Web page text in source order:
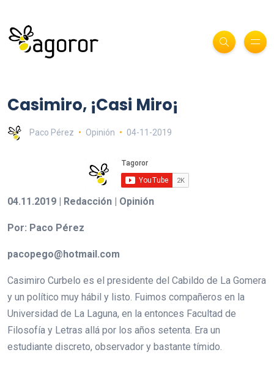
Casimiro, ¡Casi Miro¡
Paco Pérez Opinión 04-11-2019
04.11.2019 | Redacción | Opinión
Por: Paco Pérez
pacopego@hotmail.com
Casimiro Curbelo es el presidente del Cabildo de La Gomera
y un político muy hábil y listo. Fuimos compañeros en la
Universidad de La Laguna, en la entonces Facultad de
Filosofía y Letras allá por los años setenta. Era un
estudiante discreto, observador y bastante tímido.